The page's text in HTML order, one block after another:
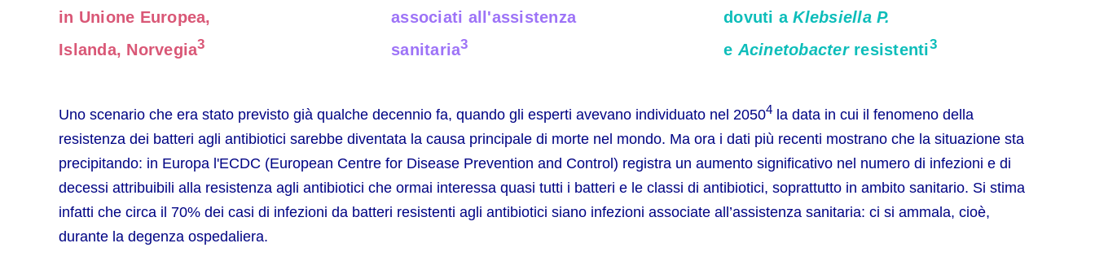
in Unione Europea,
Islanda, Norvegia3
associati all'assistenza
sanitaria3
dovuti aKlebsiella P.
e Acinetobacter resistenti3
Uno scenario che era stato previsto già qualche decennio fa, quando gli esperti avevano individuato nel 20504 la data in cui il fenomeno della
resistenza dei batteri agli antibiotici sarebbe diventata la causa principale di morte nel mondo. Ma ora i dati più recenti mostrano che la situazione sta
precipitando: in Europa l'ECDC (European Centre for Disease Prevention and Control) registra un aumento significativo nel numero di infezioni e di
decessi attribuibili alla resistenza agli antibiotici che ormai interessa quasi tutti i batteri e le classi di antibiotici, soprattutto in ambito sanitario. Si stima
infatti che circa il 70% dei casi di infezioni da batteri resistenti agli antibiotici siano infezioni associate all’assistenza sanitaria: ci si ammala, cioè,
durante la degenza ospedaliera.